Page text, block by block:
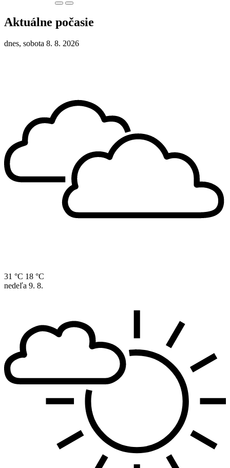
Aktuálne počasie
dnes, sobota 8. 8. 2026
31 °C 18 °C
nedeľa 9. 8.